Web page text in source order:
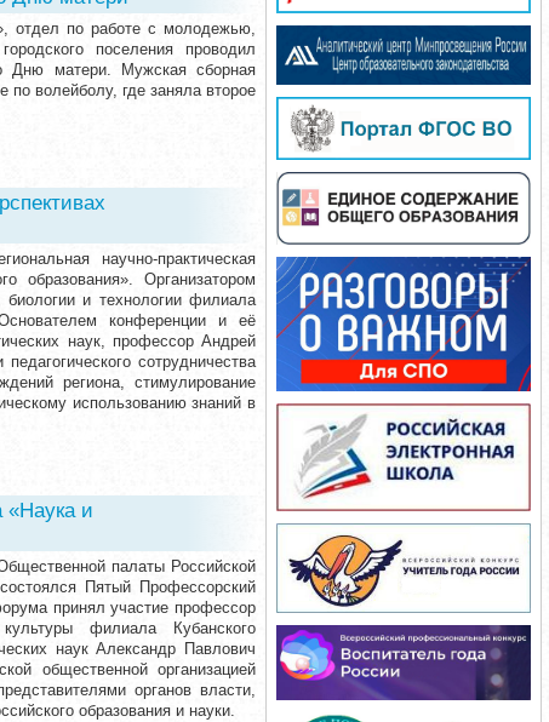
отдел по работе с молодежью,
поселения проводил
Дню матери. Мужская сборная
по волейболу, где заняла второе
научно-практическая
образования». Организатором
и технологии филиала
Основателем конференции и её
наук, профессор Андрей
сотрудничества
региона, стимулирование
использованию знаний в
«Наука и
палаты Российской
Пятый Профессорский
принял участие профессор
филиала Кубанского
наук Александр Павлович
общественной организацией
органов власти,
образования и науки.